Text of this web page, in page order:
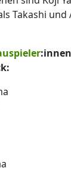
Takashi und